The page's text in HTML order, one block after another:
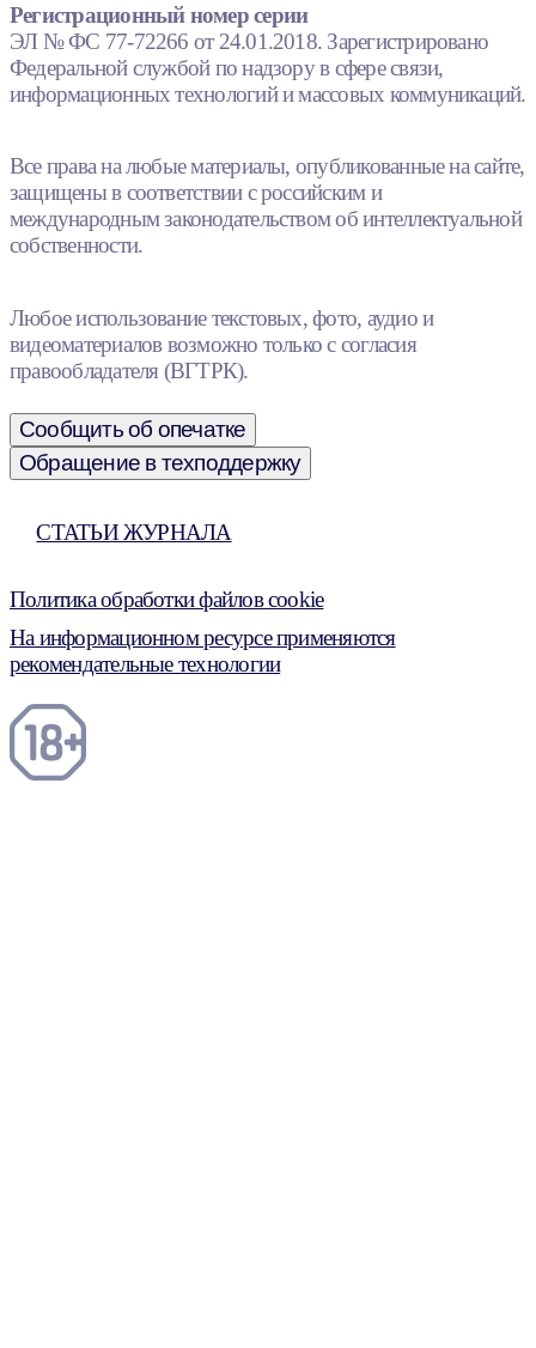
Регистрационный номер серии
ЭЛ № ФС 77-72266 от 24.01.2018. Зарегистрировано
Федеральной службой по надзору в сфере связи,
информационных технологий и массовых коммуникаций.
Все права на любые материалы, опубликованные на сайте,
защищены в соответствии с российским и
международным законодательством об интеллектуальной
собственности.
Любое использование текстовых, фото, аудио и
видеоматериалов возможно только с согласия
правообладателя (ВГТРК).
Сообщить об опечатке
Обращение в техподдержку
СТАТЬИ ЖУРНАЛА
Политика обработки файлов cookie
На информационном ресурсе применяются
рекомендательные технологии